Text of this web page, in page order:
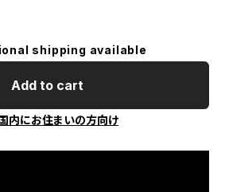
shipping available
Add to cart
内にお住まいの方向け